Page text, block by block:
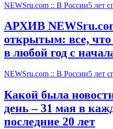
NEWSru.com :: В России5 лет
АРХИВ
открытым: все,
в любой год с
NEWSru.com :: В России5 лет
Какой была
день – 31 мая в
последние 20 лет